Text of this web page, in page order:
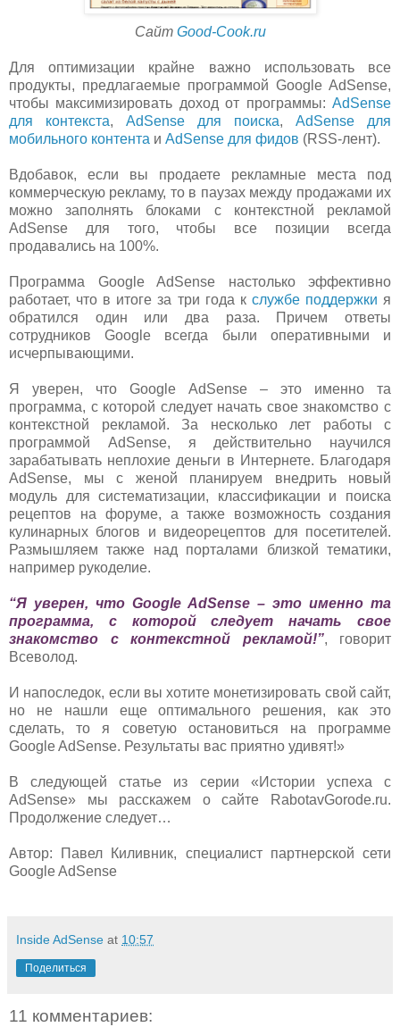
Сайт Good-Cook.ru
Для оптимизации крайне важно использовать все
продукты, предлагаемые программой Google AdSense,
чтобы максимизировать доход от программы: AdSense
для контекста, AdSense для поиска, AdSense для
мобильного контента и AdSense для фидов (RSS-лент).
Вдобавок, если вы продаете рекламные места под
коммерческую рекламу, то в паузах между продажами их
можно заполнять блоками с контекстной рекламой
AdSense для того, чтобы все позиции всегда
продавались на 100%.
Программа Google AdSense настолько эффективно
работает, что в итоге за три года к службе поддержки я
обратился один или два раза. Причем ответы
сотрудников Google всегда были оперативными и
исчерпывающими.
Я уверен, что Google AdSense – это именно та
программа, с которой следует начать свое знакомство с
контекстной рекламой. За несколько лет работы с
программой AdSense, я действительно научился
зарабатывать неплохие деньги в Интернете. Благодаря
AdSense, мы с женой планируем внедрить новый
модуль для систематизации, классификации и поиска
рецептов на форуме, а также возможность создания
кулинарных блогов и видеорецептов для посетителей.
Размышляем также над порталами близкой тематики,
например рукоделие.
“Я уверен, что Google AdSense – это именно та
программа, с которой следует начать свое
знакомство с контекстной рекламой!”, говорит
Всеволод.
И напоследок, если вы хотите монетизировать свой сайт,
но не нашли еще оптимального решения, как это
сделать, то я советую остановиться на программе
Google AdSense. Результаты вас приятно удивят!»
В следующей статье из серии «Истории успеха с
AdSense» мы расскажем о сайте RabotavGorode.ru.
Продолжение следует…
Автор: Павел Киливник, специалист партнерской сети
Google AdSense
Inside AdSense at 10:57
Поделиться
11 комментариев: